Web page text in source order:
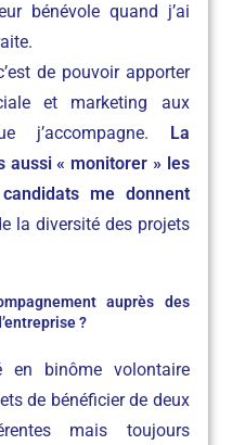
bénévole quand j’ai
de pouvoir apporter
et marketing aux
j’accompagne. La
aussi « monitorer » les
me donnent
la diversité des projets
auprès des
?
en binôme volontaire
de bénéficier de deux
mais toujours